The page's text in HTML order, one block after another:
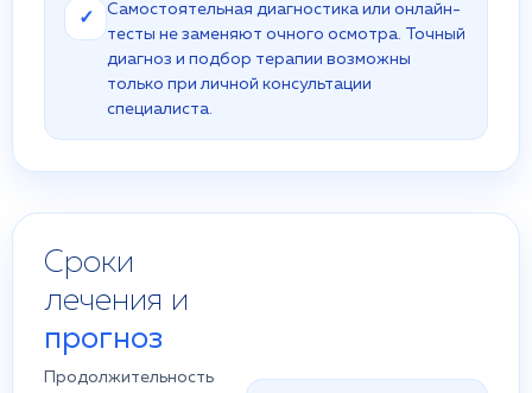
✓
Самостоятельная диагностика или онлайн-
тесты не заменяют очного осмотра. Точный
диагноз и подбор терапии возможны
только при личной консультации
специалиста.
Сроки
лечения и
прогноз
Продолжительность